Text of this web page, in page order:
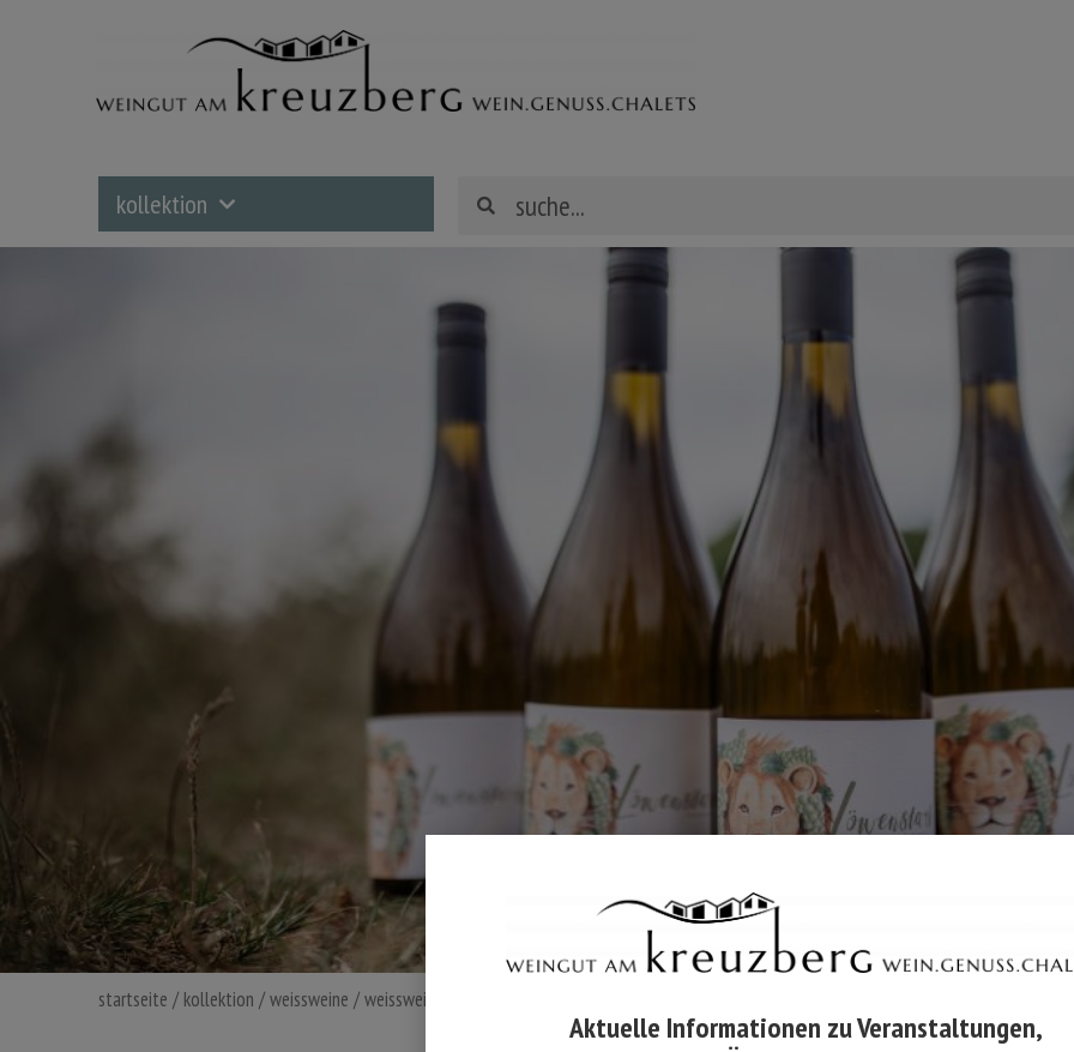
kollektion
startseite / kollektion /weissweine / weisswein cuvée
Aktuelle Informationen zu Veranstaltungen,